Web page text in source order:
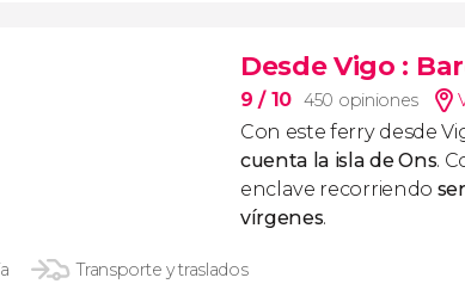
Desde Vigo :
9/ 10 450 opiniones
Con este ferry desde
cuenta la isla de Ons.
enclave recorriendo
vírgenes.
Transporte y traslados